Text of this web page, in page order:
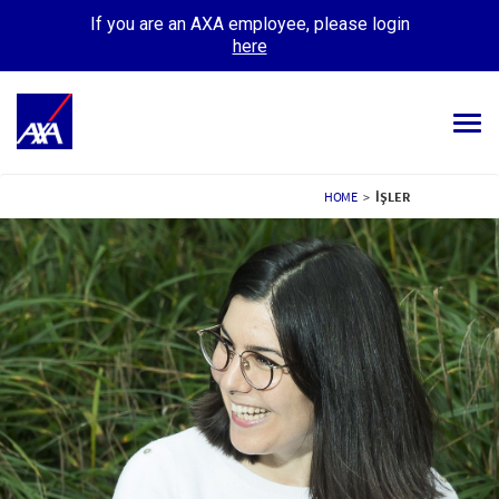
If you are an AXA employee, please login
here
YOUR CAREER
OUR CULTURE
MEET OUR PEOPLE
MY APPLICATIONS MY PROFILE TÜRKÇE
HOME > İŞLER